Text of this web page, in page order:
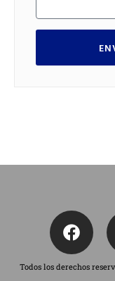
Todos los derechos